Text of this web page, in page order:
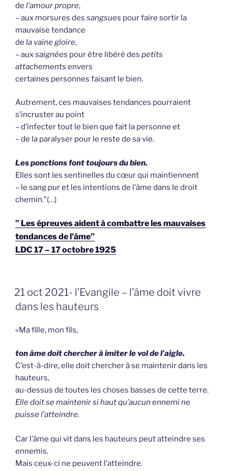
de l’amour propre,
– aux morsures des sangsues pour faire sortir la
mauvaise tendance
de la vaine gloire,
– auxsaignées pour être libéré des petits
attachements envers
certaines personnes faisant le bien.
Autrement, ces mauvaises tendances pourraient
s’incruster au point
– d’infecter tout le bien que fait la personne et
– de la paralyser pour le reste de sa vie.
Les ponctions font toujours du bien.
Elles sont les sentinelles du cœur qui maintiennent
– le sang pur et les intentions de l’âme dans le droit
chemin.”(…)
” Les épreuves aident à combattre les mauvaises
tendances de l’âme”
LDC 17 – 17 octobre 1925
GEPLAATST
OP
21 oct 2021- l’Evangile – l’âme doit vivre
dans les hauteurs
«Ma fille, mon fils,
ton âme doit chercher à imiter le vol de l’aigle.
C’est-à-dire, elle doit chercher à se maintenir dans les
hauteurs,
au-dessus de toutes les choses basses de cette terre.
Elle doit se maintenir si haut qu’aucun ennemi ne
puisse l’atteindre.
Car l’âme qui vit dans les hauteurs peut atteindre ses
ennemis.
Mais ceux-ci ne peuvent l’atteindre.